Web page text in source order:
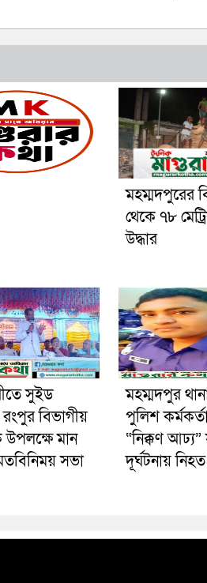
মহম্মদপুরের
থেকে ৭৮
উদ্ধার
সুইড
বিভাগীয়
উপলক্ষে মান
সভা
মহম্মদপুর
পুলিশ
“নিক্কণ
দূর্ঘটনায় নিহত